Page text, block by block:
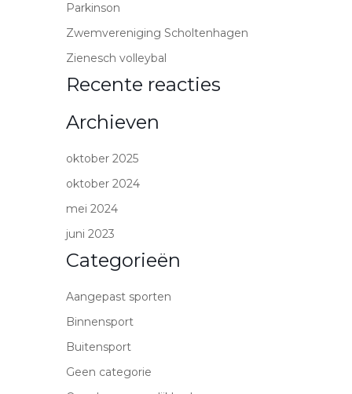
Parkinson
Zwemvereniging Scholtenhagen
Zienesch volleybal
Recente reacties
Archieven
oktober 2025
oktober 2024
mei 2024
juni 2023
Categorieën
Aangepast sporten
Binnensport
Buitensport
Geen categorie